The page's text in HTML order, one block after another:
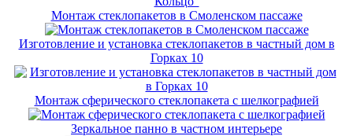
Монтаж стеклопакетов в Смоленском пассаже
Изготовление и установка стеклопакетов в частный дом в
Горках 10
Монтаж сферического стеклопакета с шелкографией
Зеркальное панно в частном интерьере